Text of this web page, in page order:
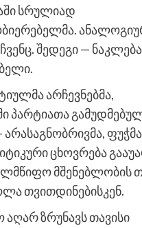
სრულიად
შედეგი —
არჩევნებმა,
პარტიათა
არასაგნობრივმა,
ცხოვრება
მშენებლობის
თვითდინებისკენ.
ზრუნავს თავისი